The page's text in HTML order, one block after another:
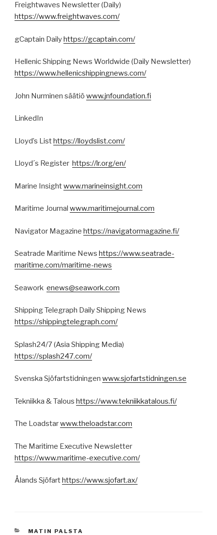
Freightwaves Newsletter (Daily)
https://www.freightwaves.com/
gCaptain Dailyhttps://gcaptain.com/
Hellenic Shipping News Worldwide (Daily Newsletter)
https://www.hellenicshippingnews.com/
John Nurminen säätiö www.jnfoundation.fi
LinkedIn
Lloyd’s Listhttps://lloydslist.com/
Lloyd´s Register https://lr.org/en/
Marine Insightwww.marineinsight.com
Maritime Journal www.maritimejournal.com
Navigator Magazine https://navigatormagazine.fi/
Seatrade Maritime News https://www.seatrade-
maritime.com/maritime-news
Seawork enews@seawork.com
Shipping Telegraph Daily Shipping News
https://shippingtelegraph.com/
Splash24/7 (Asia Shipping Media)
https://splash247.com/
Svenska Sjöfartstidningen www.sjofartstidningen.se
Tekniikka & Talous https://www.tekniikkatalous.fi/
The Loadstarwww.theloadstar.com
The Maritime Executive Newsletter
https://www.maritime-executive.com/
Ålands Sjöfarthttps://www.sjofart.ax/
KATEGORIAT
MATIN PALSTA